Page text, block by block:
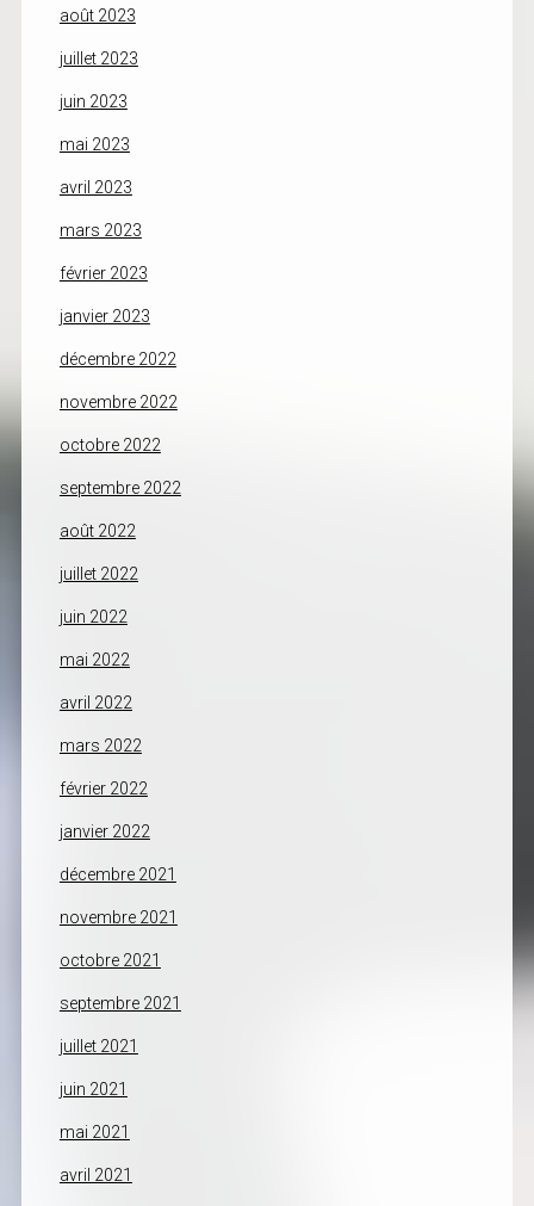
août 2023
juillet 2023
juin 2023
mai 2023
avril 2023
mars 2023
février 2023
janvier 2023
décembre 2022
novembre 2022
octobre 2022
septembre 2022
août 2022
juillet 2022
juin 2022
mai 2022
avril 2022
mars 2022
février 2022
janvier 2022
décembre 2021
novembre 2021
octobre 2021
septembre 2021
juillet 2021
juin 2021
mai 2021
avril 2021